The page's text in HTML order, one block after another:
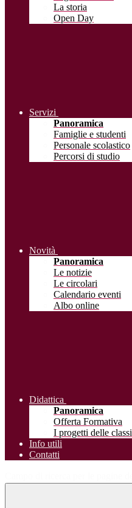
La storia
Open Day
Servizi
Panoramica
Famiglie e studenti
Personale scolastico
Percorsi di studio
Novità
Panoramica
Le notizie
Le circolari
Calendario eventi
Albo online
Didattica
Panoramica
Offerta Formativa
I progetti delle classi
Info utili
Contatti